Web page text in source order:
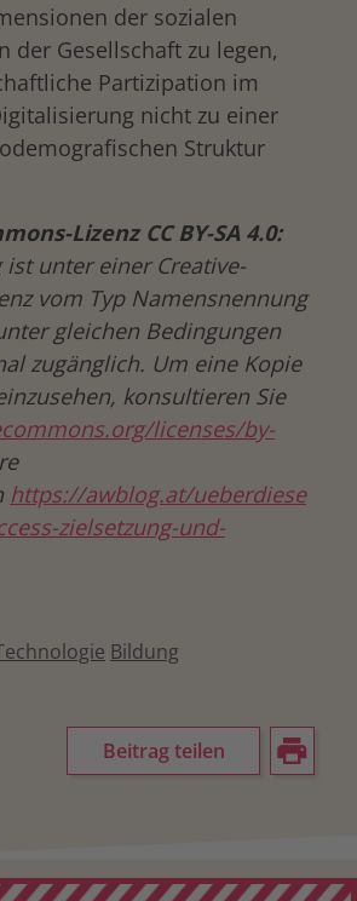
der sozialen
der Gesellschaft zu legen,
Partizipation im
nicht zu einer
Struktur
Lizenz CC BY-SA 4.0:
ist unter einer Creative-
vom Typ Namensnennung
gleichen Bedingungen
zugänglich. Um eine Kopie
konsultieren Sie
licenses/by-
https://awblog.at/ueberdiese
zielsetzung-und-
Bildung
Beitrag teilen